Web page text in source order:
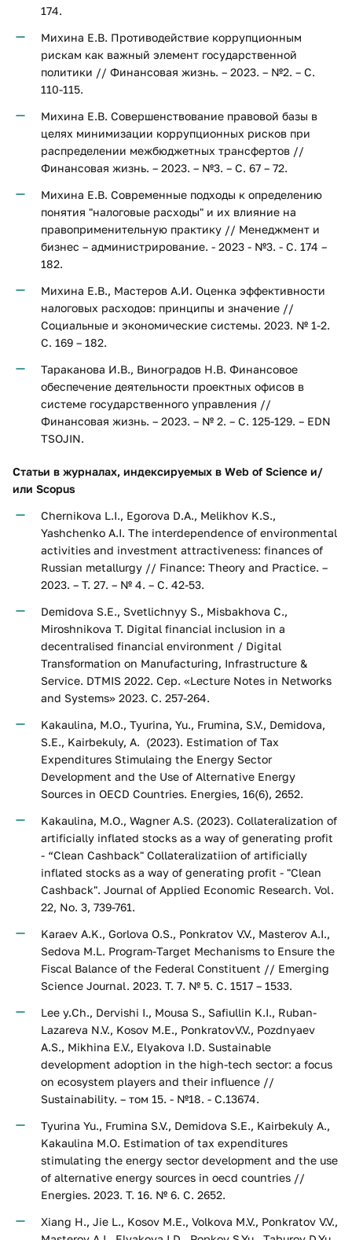
174.
Михина Е.В. Противодействие коррупционным
рискам как важный элемент государственной
политики // Финансовая жизнь. – 2023. – №2. – С.
110-115.
Михина Е.В. Совершенствование правовой базы в
целях минимизации коррупционных рисков при
распределении межбюджетных трансфертов //
Финансовая жизнь. – 2023. – №3. – С. 67 – 72.
Михина Е.В. Современные подходы к определению
понятия "налоговые расходы" и их влияние на
правоприменительную практику // Менеджмент и
бизнес – администрирование. - 2023 - №3. - С. 174 –
182.
Михина Е.В., Мастеров А.И. Оценка эффективности
налоговых расходов: принципы и значение //
Социальные и экономические системы. 2023. № 1-2.
С. 169 – 182.
Тараканова И.В., Виноградов Н.В. Финансовое
обеспечение деятельности проектных офисов в
системе государственного управления //
Финансовая жизнь. – 2023. – № 2. – С. 125-129. – EDN
TSOJIN.
Статьи в журналах, индексируемых в Web of Science и/
или Scopus
Chernikova L.I., Egorova D.A., Melikhov K.S.,
Yashchenko A.I. The interdependence of environmental
activities and investment attractiveness: finances of
Russian metallurgy // Finance: Theory and Practice. –
2023. – Т. 27. – № 4. – С. 42-53.
Demidova S.E., Svetlichnyy S., Misbakhova C.,
Miroshnikova T. Digital financial inclusion in a
decentralised financial environment / Digital
Transformation on Manufacturing, Infrastructure &
Service. DTMIS 2022. Сер. «Lecture Notes in Networks
and Systems» 2023. С. 257-264.
Kakaulina, M.O., Tyurina, Yu., Frumina, S.V., Demidova,
S.E., Kairbekuly, A. (2023). Estimation of Tax
Expenditures Stimulaing the Energy Sector
Development and the Use of Alternative Energy
Sources in OECD Countries. Energies, 16(6), 2652.
Kakaulina, M.O., Wagner A.S. (2023). Collateralization of
artificially inflated stocks as a way of generating profit
- “Clean Cashback" Collateralizatiion of artificially
inflated stocks as a way of generating profit - "Clean
Cashback". Journal of Applied Economic Research. Vol.
22, No. 3, 739-761.
Karaev A.K., Gorlova O.S., Ponkratov V.V., Masterov A.I.,
Sedova M.L. Program-Target Mechanisms to Ensure the
Fiscal Balance of the Federal Constituent // Emerging
Science Journal. 2023. Т. 7. № 5. С. 1517 – 1533.
Lee y.Ch., Dervishi I., Mousa S., Safiullin K.I., Ruban-
Lazareva N.V., Kosov M.E., PonkratovV.V., Pozdnyaev
A.S., Mikhina E.V., Elyakova I.D. Sustainable
development adoption in the high-tech sector: a focus
on ecosystem players and their influence //
Sustainability. – том 15. - №18. - С.13674.
Tyurina Yu., Frumina S.V., Demidova S.E., Kairbekuly A.,
Kakaulina M.O. Estimation of tax expenditures
stimulating the energy sector development and the use
of alternative energy sources in oecd countries //
Energies. 2023. Т. 16. № 6. С. 2652.
Xiang H., Jie L., Kosov M.E., Volkova M.V., Ponkratov V.V.,